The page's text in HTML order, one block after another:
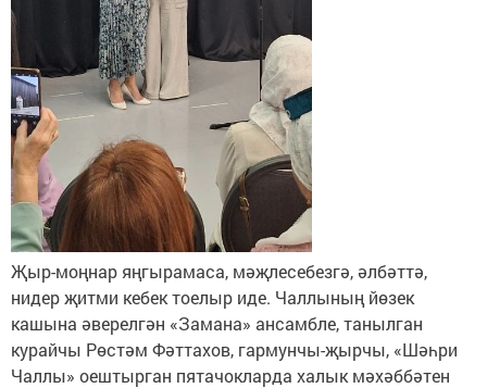
Җыр-моңнар яңгырамаса, мәҗлесебезгә, әлбәттә,
нидер җитми кебек тоелыр иде. Чаллының йөзек
кашына әверелгән «Замана» ансамбле, танылган
курайчы Рөстәм Фәттахов, гармунчы-җырчы, «Шәһри
Чаллы» оештырган пятачокларда халык мәхәббәтен